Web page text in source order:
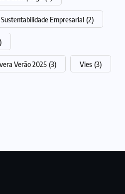
Sustentabilidade Empresarial (2)
Verão 2025 (3) Vies (3)